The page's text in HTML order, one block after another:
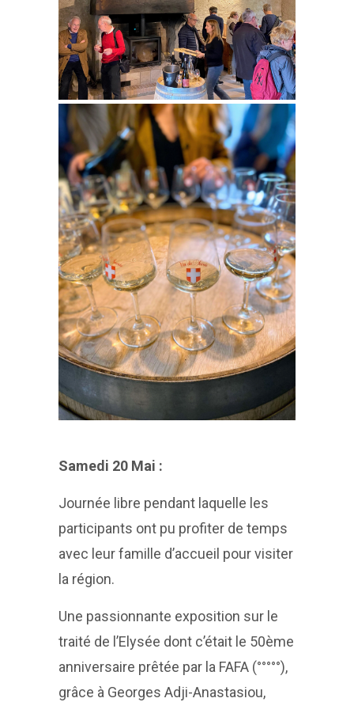
Samedi 20 Mai :
Journée libre pendant laquelle les
participants ont pu profiter de temps
avec leur famille d’accueil pour visiter
la région.
Une passionnante exposition sur le
traité de l’Elysée dont c’était le 50ème
anniversaire prêtée par la FAFA (°°°°°),
grâce à Georges Adji-Anastasiou,